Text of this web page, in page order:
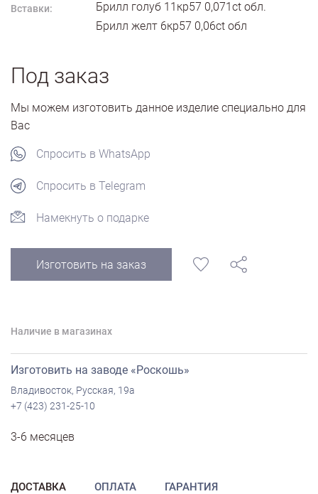
Вставки:
Брилл голуб 11кр57 0,071ct обл.
Брилл желт 6кр57 0,06ct обл
Под заказ
Мы можем изготовить данное изделие специально для
Вас
Спросить в WhatsApp
Спросить в Telegram
Намекнуть о подарке
Изготовить на заказ
Наличие в магазинах
Изготовить на заводе «Роскошь»
Владивосток, Русская, 19а
+7 (423) 231-25-10
3-6 месяцев
ДОСТАВКА ОПЛАТА ГАРАНТИЯ